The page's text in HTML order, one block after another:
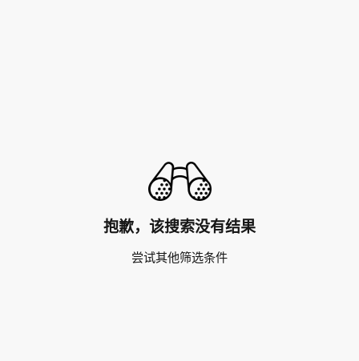
抱歉，该搜索没有结果
尝试其他筛选条件